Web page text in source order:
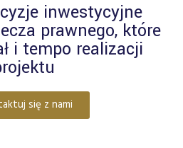
inwestycyjne
prawnego, które
i tempo realizacji
się z nami